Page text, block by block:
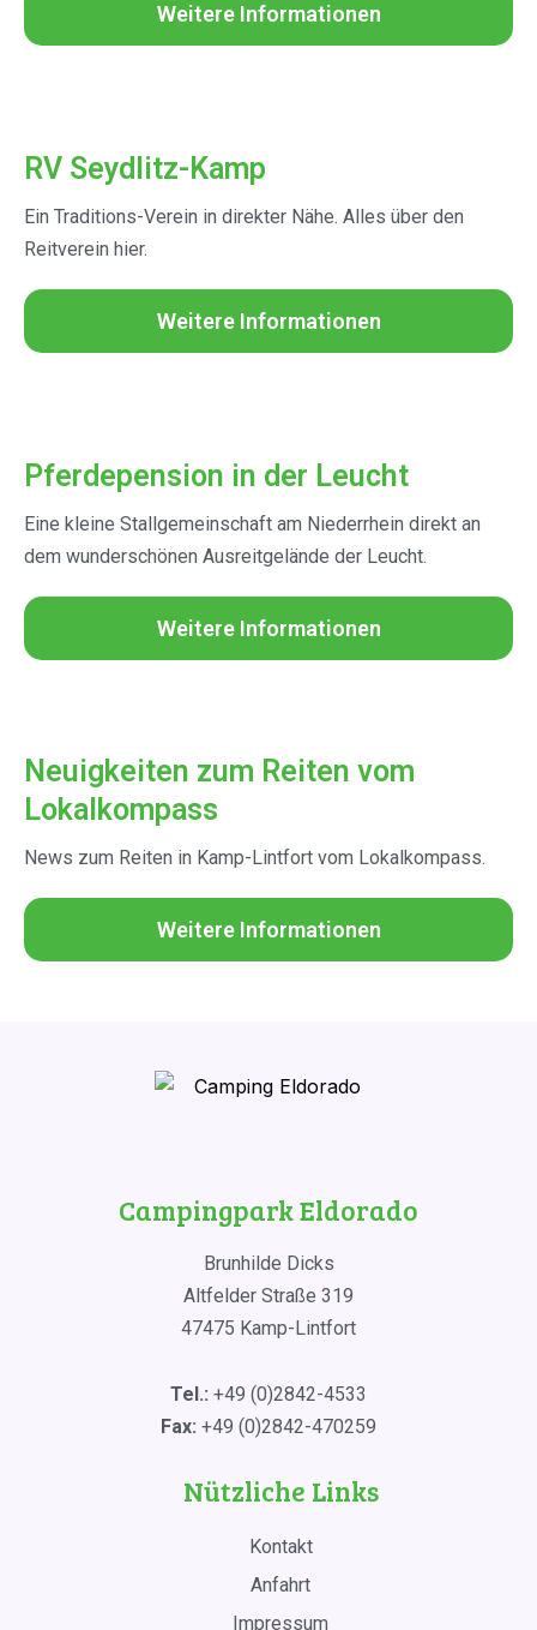
Weitere Informationen
RV Seydlitz-Kamp
Ein Traditions-Verein in direkter Nähe. Alles über den
Reitverein hier.
Weitere Informationen
Pferdepension in der Leucht
Eine kleine Stallgemeinschaft am Niederrhein direkt an
dem wunderschönen Ausreitgelände der Leucht.
Weitere Informationen
Neuigkeiten zum Reiten vom
Lokalkompass
News zum Reiten in Kamp-Lintfort vom Lokalkompass.
Weitere Informationen
Campingpark Eldorado
Brunhilde Dicks
Altfelder Straße 319
47475 Kamp-Lintfort
Tel.: +49 (0)2842-4533
Fax: +49 (0)2842-470259
Nützliche Links
Kontakt
Anfahrt
Impressum